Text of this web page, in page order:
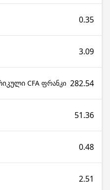
0.35
3.09
CFA ფრანკი 282.54
51.36
0.48
2.51